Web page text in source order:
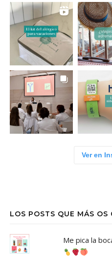
Ver en
LOS POSTS QUE MÁS OS
Me pica la